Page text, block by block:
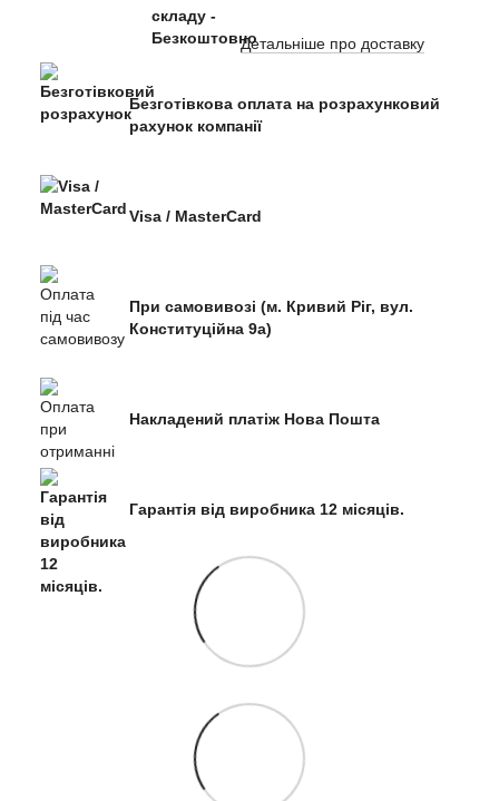
Детальніше про доставку
Безготівкова оплата на розрахунковий
рахунок компанії
Visa / MasterCard
При самовивозі (м. Кривий Ріг, вул.
Конституційна 9а)
Накладений платіж Нова Пошта
Гарантія від виробника 12 місяців.